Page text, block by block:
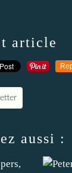
article
aussi :